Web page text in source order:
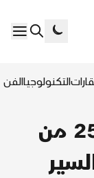
التكنولوجياالفن
"الأمنية" تشارك بـ 2500 من